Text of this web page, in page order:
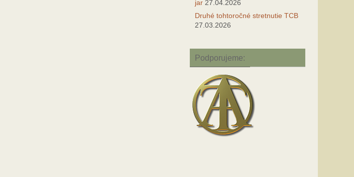
jar 27.04.2026
Druhé tohtoročné stretnutie TCB
27.03.2026
Podporujeme: